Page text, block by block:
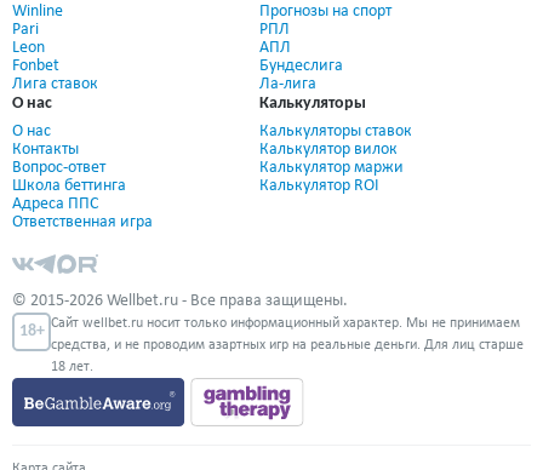
Winline
Pari
Leon
Fonbet
Лига ставок
Прогнозы на спорт
РПЛ
АПЛ
Бундеслига
Ла-лига
О нас
О нас
Контакты
Вопрос-ответ
Школа беттинга
Адреса ППС
Ответственная игра
Калькуляторы
Калькуляторы ставок
Калькулятор вилок
Калькулятор маржи
Калькулятор ROI
© 2015-2026 Wellbet.ru - Все права защищены.
18+ Сайт wellbet.ru носит только информационный характер. Мы не принимаем
средства, и не проводим азартных игр на реальные деньги. Для лиц старше
18 лет.